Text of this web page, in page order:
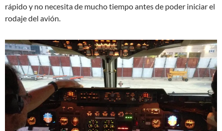
rápido y no necesita de mucho tiempo antes de poder iniciar el
rodaje del avión.